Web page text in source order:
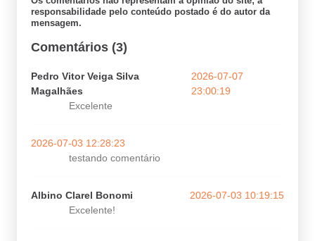
responsabilidade pelo conteúdo postado é do autor da
mensagem.
Comentários (3)
Pedro Vitor Veiga Silva
Magalhães
2026-07-07
23:00:19
Excelente
2026-07-03 12:28:23
testando comentário
Albino Clarel Bonomi
2026-07-03 10:19:15
Excelente!